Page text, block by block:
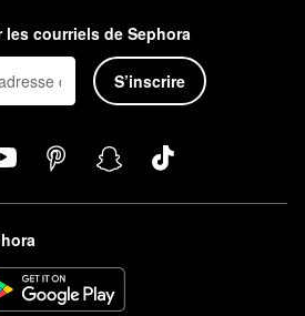
les courriels de Sephora
S’inscrire